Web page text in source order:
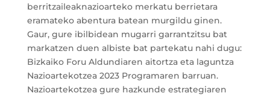
berritzaileaknazioarteko merkatu berrietara
eramateko abentura batean murgildu ginen.
Gaur, gure ibilbidean mugarri garrantzitsu bat
markatzen duen albiste bat partekatu nahi dugu:
Bizkaiko Foru Aldundiaren aitortza eta laguntza
Nazioartekotzea 2023 Programaren barruan.
Nazioartekotzea gure hazkunde estrategiaren